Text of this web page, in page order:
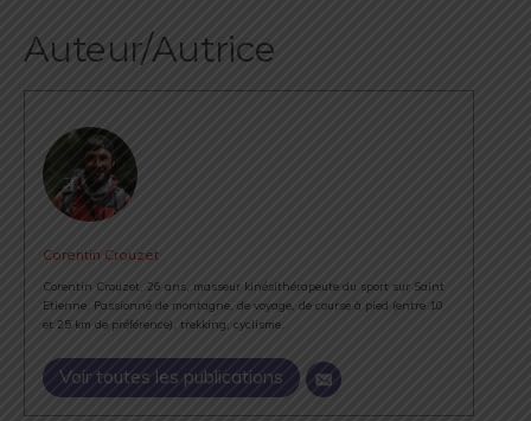
Auteur/Autrice
Corentin Crouzet
Corentin Crouzet, 26 ans, masseur kinésithérapeute du sport sur Saint
Etienne. Passionné de montagne, de voyage, de course à pied (entre 10
et 25 km de préférence), trekking, cyclisme.
Voir toutes les publications